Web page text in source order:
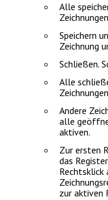
Alle
Speichern
Zeichnung
Schließen.
Alle
Andere
alle
aktiven.
Zur ersten
das
Rechtsklick
zur aktiven